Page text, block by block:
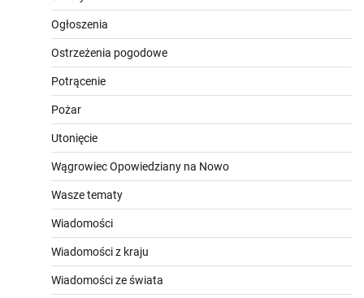
Ogłoszenia
Ostrzeżenia pogodowe
Potrącenie
Pożar
Utonięcie
Wągrowiec Opowiedziany na Nowo
Wasze tematy
Wiadomości
Wiadomości z kraju
Wiadomości ze świata